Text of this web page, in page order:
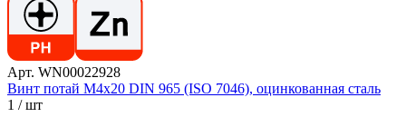
Арт. WN00022928
Винт потай М4х20 DIN 965 (ISO 7046), оцинкованная сталь
1 / шт